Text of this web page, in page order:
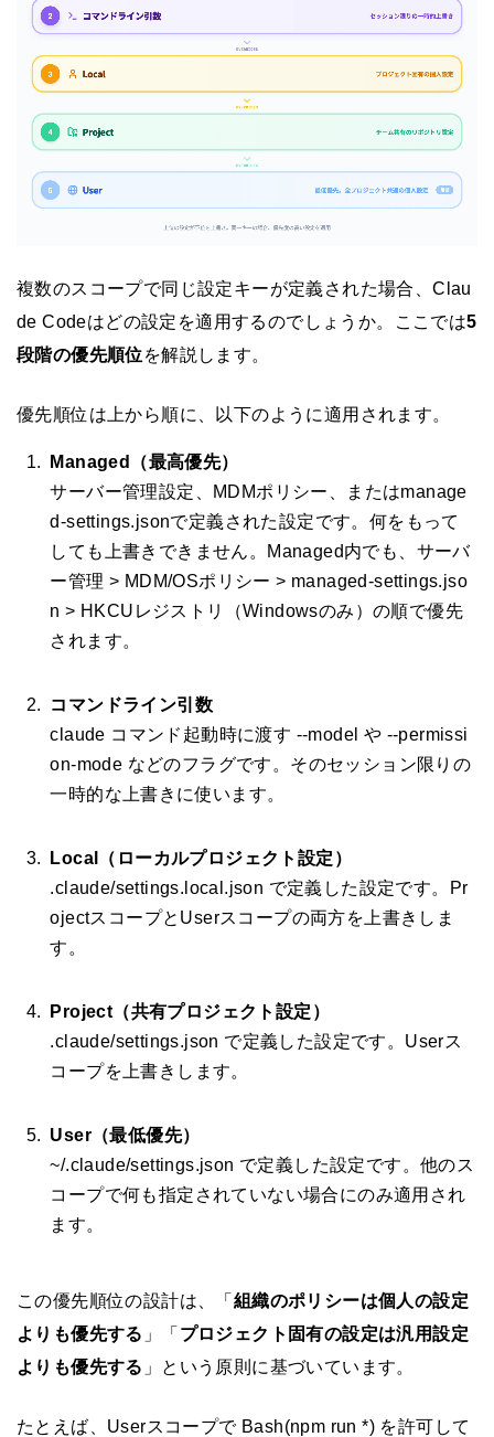
複数のスコープで同じ設定キーが定義された場合、Clau
de Codeはどの設定を適用するのでしょうか。ここでは5
段階の優先順位を解説します。
優先順位は上から順に、以下のように適用されます。
Managed（最高優先）
サーバー管理設定、MDMポリシー、またはmanage
d-settings.jsonで定義された設定です。何をもって
しても上書きできません。Managed内でも、サーバ
ー管理 > MDM/OSポリシー > managed-settings.jso
n > HKCUレジストリ（Windowsのみ）の順で優先
されます。
コマンドライン引数
claude コマンド起動時に渡す --model や --permissi
on-mode などのフラグです。そのセッション限りの
一時的な上書きに使います。
Local（ローカルプロジェクト設定）
.claude/settings.local.json で定義した設定です。Pr
ojectスコープとUserスコープの両方を上書きしま
す。
Project（共有プロジェクト設定）
.claude/settings.json で定義した設定です。Userス
コープを上書きします。
User（最低優先）
~/.claude/settings.json で定義した設定です。他のス
コープで何も指定されていない場合にのみ適用され
ます。
この優先順位の設計は、「 組織のポリシーは個人の設定
よりも優先する 」「 プロジェクト固有の設定は汎用設定
よりも優先する 」という原則に基づいています。
たとえば、Userスコープで Bash(npm run *) を許可して